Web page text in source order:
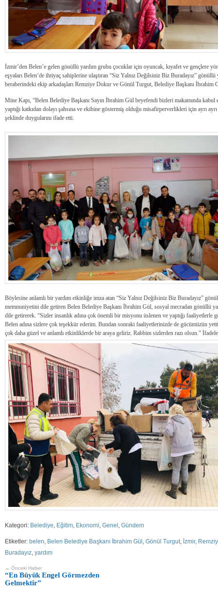
İzmir’den Belen’e gelen gönüllü yardım grubu çocuklar için oyuncak, kıyafet ve gençlere
eşyaları Belen’de ihtiyaç sahiplerine ulaştıran “Siz Yalnız Değilsiniz Biz Buradayız”
beraberindeki ekip arkadaşları Remziye Dokur ve Gönül Turgut, Belediye Başkanı İbrahim
Mine Kapı, “Belen Belediye Başkanı Sayın İbrahim Gül beyefendi bizleri makamında kabul
yaptığı katkıdan dolayı şahsına ve ekibine göstermiş olduğu misafirperverlikleri için ayrı
şeklinde duygularını ifade etti.
Böylesine anlamlı bir yardım etkinliğe imza atan “Siz Yalnız Değilsiniz Biz Buradayız”
memnuniyetini dile getiren Belen Belediye Başkanı İbrahim Gül, sosyal mecradan gönüllü
dile getirerek. “Sizler insanlık adına çok önemli bir misyonu üslenen ve yaptığı faaliyetlerle
Belen adına sizlere çok teşekkür ederim. Bundan sonraki faaliyetlerinizde de gücümüzün
çok daha güzel ve anlamlı etkinliklerde bir araya geliriz. Rabbim sizlerden razı olsun.”
Kategori: Belediye, Eğitim, Ekonomi, Genel , Gündem
Etiketler: belen, Belen Belediye Başkanı İbrahim Gül , Gönül Turgut, İzmir,
Buradayız, yardım
← Önceki Haber
“En Büyük Engel Görmezden
Gelmektir”